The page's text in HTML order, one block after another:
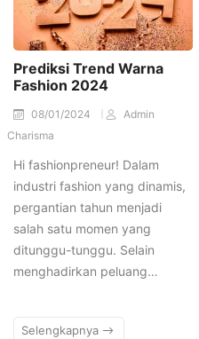
Prediksi Trend Warna
Fashion 2024
08/01/2024
Admin
Charisma
Hi fashionpreneur! Dalam
industri fashion yang dinamis,
pergantian tahun menjadi
salah satu momen yang
ditunggu-tunggu. Selain
menghadirkan peluang…
Selengkapnya